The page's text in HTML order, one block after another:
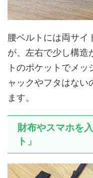
腰ベルトには両サイ
が、左右で少し構造
トのポケットでメ
ャックやフタはない
ます。
財布やスマホを
ト」